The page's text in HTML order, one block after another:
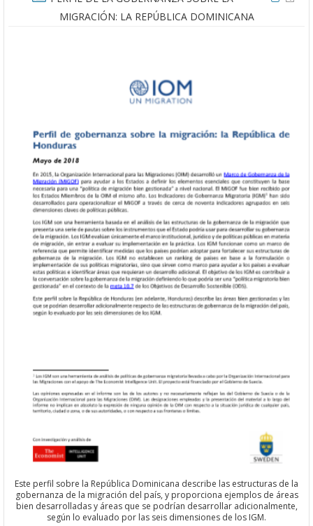
MIGRACIÓN: LA REPÚBLICA DOMINICANA
Este perfil sobre la República Dominicana describe las estructuras de la
gobernanza de la migración del país, y proporciona ejemplos de áreas
bien desarrolladas y áreas que se podrían desarrollar adicionalmente,
según lo evaluado por las seis dimensiones de los IGM.